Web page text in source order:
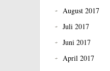
August 2017
Juli 2017
Juni 2017
April 2017